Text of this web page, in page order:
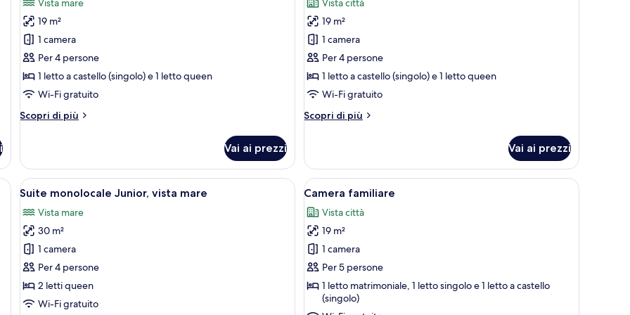
le
foto
per
Quadrupla
Superior,
vista
Vista mare
19 m²
1 camera
Per 4 persone
1 letto a castello (singolo) e 1 letto queen
Wi-Fi gratuito
Scopri di più
Altri
Superior,
vista
mare
Vai ai prezzi
le
foto
per
Quadrupla
Standard
Vista città
19 m²
1 camera
Per 4 persone
1 letto a castello (singolo) e 1 letto queen
Wi-Fi gratuito
Scopri di più
Altri
Standard
Vai ai prezzi
una scrivania con una sedia, una TV a parete e una finestra con tende.
Apri
tutte
le
foto
per
Suite
monolocale
Junior,
Camera d'albergo con un ampio letto, una scrivania, una sedia e un balcone con vista.
9
Suite monolocale Junior, vista mare
Vista mare
30 m²
1 camera
Per 4 persone
2 letti queen
Wi-Fi gratuito
Apri
tutte
le
foto
per
Camera
familiare
Una camera d'hotel con un letto, un divano,
4
Camera familiare
Vista città
19 m²
1 camera
Per 5 persone
1 letto matrimoniale, 1 letto singolo e 1 letto a castello
(singolo)